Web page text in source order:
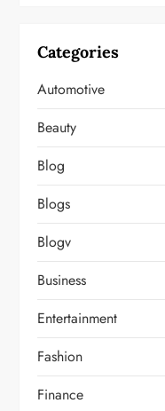
Categories
Automotive
Beauty
Blog
Blogs
Blogv
Business
Entertainment
Fashion
Finance